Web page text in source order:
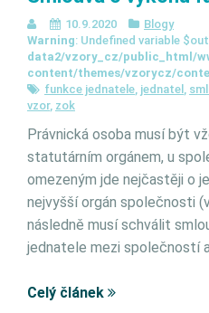
10.9.2020
Blogy
Warning: Undefined variable
data2/vzory_cz/public_html/
content/themes/vzorycz/
funkce jednatele, jednatel ,
vzor, zok
Právnická osoba musí být
statutárním orgánem, u
omezeným jde nejčastěji o
nejvyšší orgán společnosti
následně musí schválit
jednatele mezi společností
Celý článek